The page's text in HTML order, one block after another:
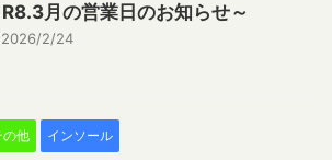
R8.3月の営業日のお知らせ～
2026/2/24
の他 インソール